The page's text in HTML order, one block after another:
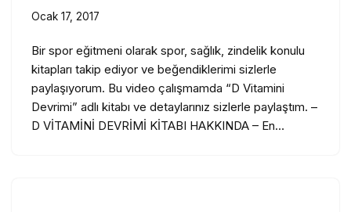
Ocak 17, 2017
Bir spor eğitmeni olarak spor, sağlık, zindelik konulu
kitapları takip ediyor ve beğendiklerimi sizlerle
paylaşıyorum. Bu video çalışmamda “D Vitamini
Devrimi” adlı kitabı ve detaylarınız sizlerle paylaştım. –
D VİTAMİNİ DEVRİMİ KİTABI HAKKINDA – En…